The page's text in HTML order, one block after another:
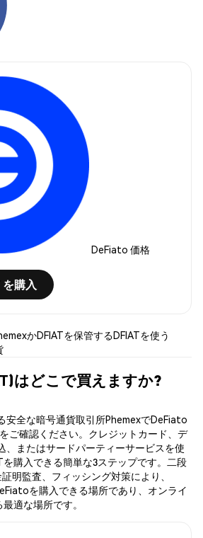
DeFiato 価格
購入
かDFIATを保管するDFIATを使う
はどこで買えますか?
安全な暗号通貨取引所PhemexでDeFiato
ご確認ください。クレジットカード、デ
、またはサードパーティーサービスを使
を購入できる簡単な3ステップです。二段
明監査、フィッシング対策により、
を購入できる場所であり、オンライ
適な場所です。